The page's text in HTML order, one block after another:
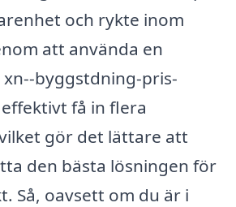
och rykte inom
att använda en
byggstdning-pris-
få in flera
gör det lättare att
den bästa lösningen för
Så, oavsett om du är i